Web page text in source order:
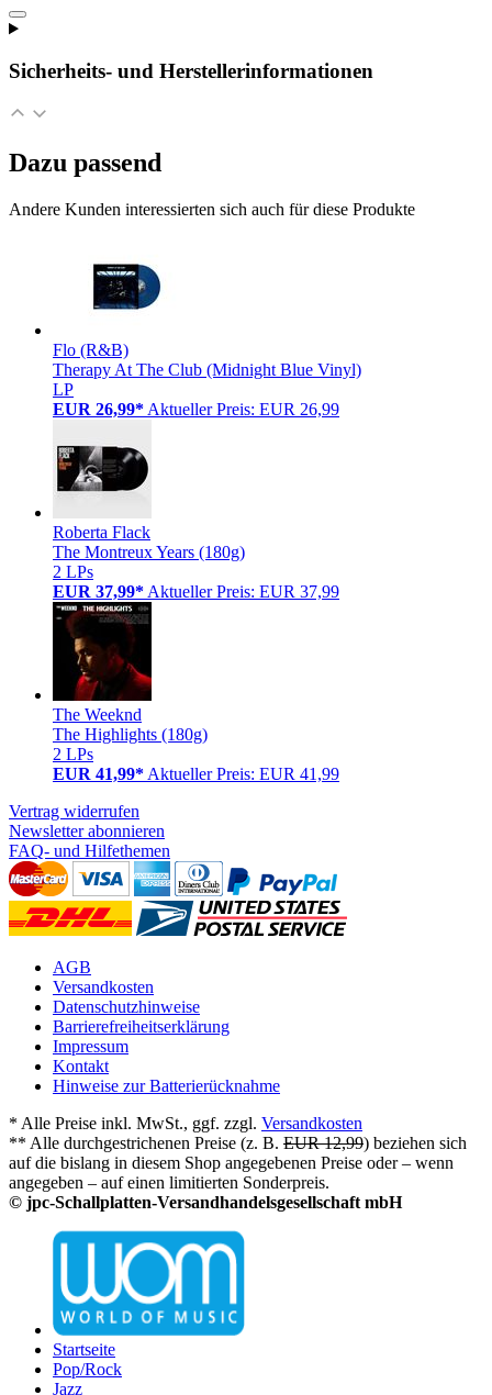
Sicherheits- und Herstellerinformationen
Dazu passend
Andere Kunden interessierten sich auch für diese Produkte
Flo (R&B)
Therapy At The Club (Midnight Blue Vinyl)
LP
EUR 26,99* Aktueller Preis: EUR 26,99
Roberta Flack
The Montreux Years (180g)
2 LPs
EUR 37,99* Aktueller Preis: EUR 37,99
The Weeknd
The Highlights (180g)
2 LPs
EUR 41,99* Aktueller Preis: EUR 41,99
Vertrag widerrufen
Newsletter abonnieren
FAQ- und Hilfethemen
AGB
Versandkosten
Datenschutzhinweise
Barrierefreiheitserklärung
Impressum
Kontakt
Hinweise zur Batterierücknahme
* Alle Preise inkl. MwSt., ggf. zzgl. Versandkosten
** Alle durchgestrichenen Preise (z. B. EUR 12,99) beziehen sich
auf die bislang in diesem Shop angegebenen Preise oder – wenn
angegeben – auf einen limitierten Sonderpreis.
© jpc-Schallplatten-Versandhandelsgesellschaft mbH
Startseite
Pop/Rock
Jazz